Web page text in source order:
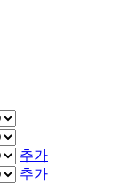
추가
추가